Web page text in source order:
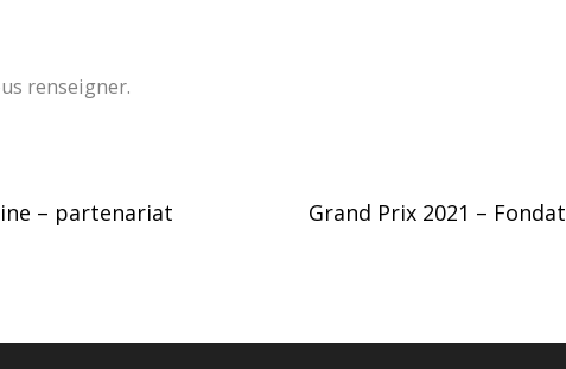
renseigner.
– partenariat
Grand Prix 2021 –